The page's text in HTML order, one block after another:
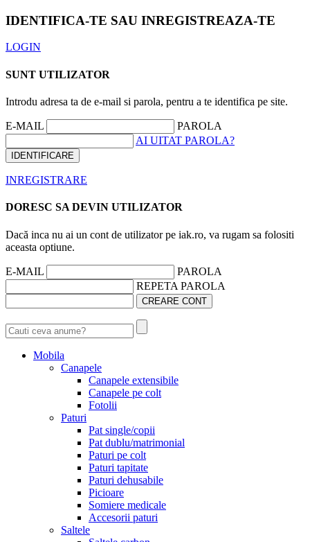
IDENTIFICA-TE SAU INREGISTREAZA-TE
LOGIN
SUNT UTILIZATOR
Introdu adresa ta de e-mail si parola, pentru a te identifica pe site.
E-MAIL
PAROLA
AI UITAT PAROLA?
INREGISTRARE
DORESC SA DEVIN UTILIZATOR
Dacă inca nu ai un cont de utilizator pe iak.ro, va rugam sa folositi
aceasta optiune.
E-MAIL
PAROLA
REPETA PAROLA
Mobila
Canapele
Canapele extensibile
Canapele pe colt
Fotolii
Paturi
Pat single/copii
Pat dublu/matrimonial
Paturi pe colt
Paturi tapitate
Paturi dehusabile
Picioare
Somiere medicale
Accesorii paturi
Saltele